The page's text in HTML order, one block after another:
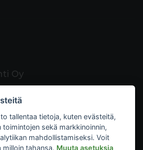
Oy
tallentaa tietoja, kuten evästeitä,
sekä markkinoinnin,
mahdollistamiseksi. Voit
milloin tahansa. Muuta asetuksia